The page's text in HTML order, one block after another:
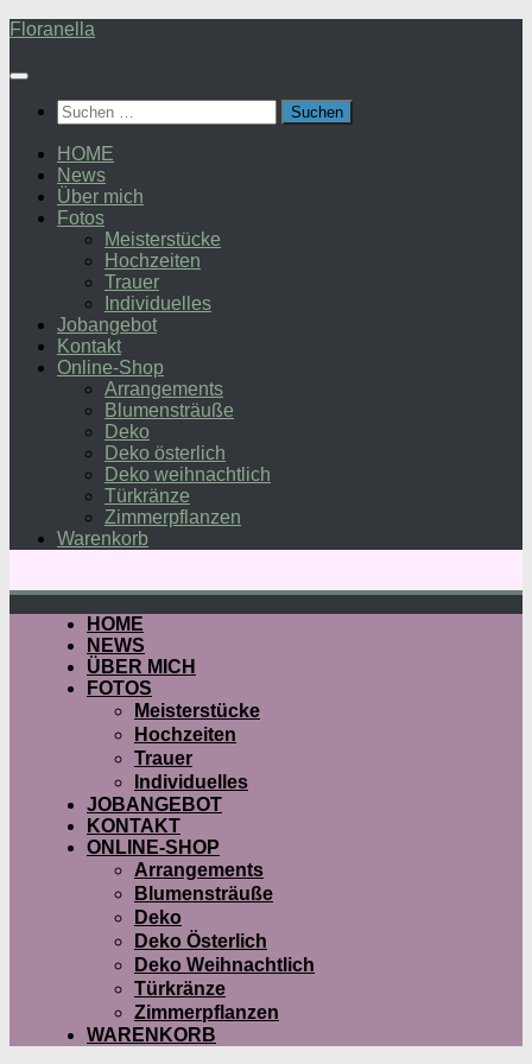
Zum
springen
Floranella
Suchen
nach:
HOME
News
Über mich
Fotos
Meisterstücke
Hochzeiten
Trauer
Individuelles
Jobangebot
Kontakt
Online-Shop
Arrangements
Blumensträuße
Deko
Deko österlich
Deko weihnachtlich
Türkränze
Zimmerpflanzen
Warenkorb
HOME
NEWS
ÜBER MICH
FOTOS
Meisterstücke
Hochzeiten
Trauer
Individuelles
JOBANGEBOT
KONTAKT
ONLINE-SHOP
Arrangements
Blumensträuße
Deko
Deko Österlich
Deko Weihnachtlich
Türkränze
Zimmerpflanzen
WARENKORB